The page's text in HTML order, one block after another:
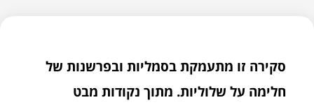
סקירה זו מתעמקת בסמליות ובפרשנות של
חלימה על שלוליות. מתוך נקודות מבט